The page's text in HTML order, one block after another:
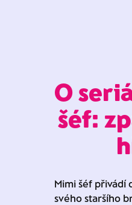
O
šéf:
Mimi šéf přivádí
svého staršího